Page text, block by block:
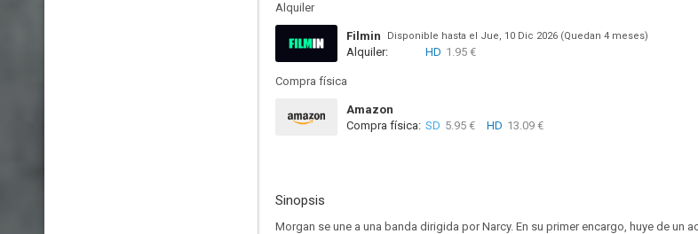
Alquiler
Filmin Disponible hasta el Jue, 10 Dic 2026 (Quedan 4 meses)
Alquiler: HD 1.95 €
Compra física
Amazon
Compra física: SD 5.95 € HD 13.09 €
Sinopsis
Morgan se une a una banda dirigida por Narcy. En su primer encargo, huye de un